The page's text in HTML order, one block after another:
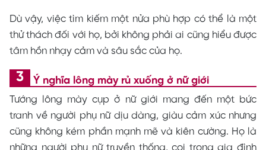
Dù vậy, việc tìm kiếm một nửa phù hợp có thể là một
thử thách đối với họ, bởi không phải ai cũng hiểu được
tâm hồn nhạy cảm và sâu sắc của họ.
Ý nghĩa lông mày rủ xuống ở nữ giới
Tướng lông mày cụp ở nữ giới mang đến một bức
tranh về người phụ nữ dịu dàng, giàu cảm xúc nhưng
cũng không kém phần mạnh mẽ và kiên cường. Họ là
những người phụ nữ truyền thống, coi trọng gia đình